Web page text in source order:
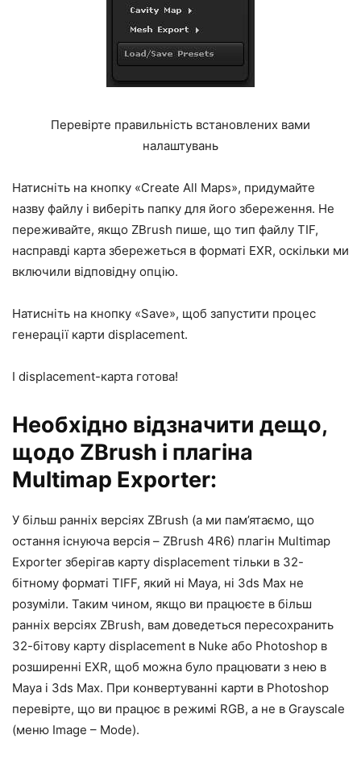
Перевірте правильність встановлених вами
налаштувань
Натисніть на кнопку «Create All Maps», придумайте
назву файлу і виберіть папку для його збереження. Не
переживайте, якщо ZBrush пише, що тип файлу TIF,
насправді карта збережеться в форматі EXR, оскільки ми
включили відповідну опцію.
Натисніть на кнопку «Save», щоб запустити процес
генерації карти displacement.
І displacement-карта готова!
Необхідно відзначити дещо,
щодо ZBrush і плагіна
Multimap Exporter:
У більш ранніх версіях ZBrush (а ми пам’ятаємо, що
остання існуюча версія – ZBrush 4R6) плагін Multimap
Exporter зберігав карту displacement тільки в 32-
бітному форматі TIFF, який ні Maya, ні 3ds Max не
розуміли. Таким чином, якщо ви працюєте в більш
ранніх версіях ZBrush, вам доведеться пересохранить
32-бітову карту displacement в Nuke або Photoshop в
розширенні EXR, щоб можна було працювати з нею в
Maya і 3ds Max. При конвертуванні карти в Photoshop
перевірте, що ви працює в режимі RGB, а не в Grayscale
(меню Image – Mode).